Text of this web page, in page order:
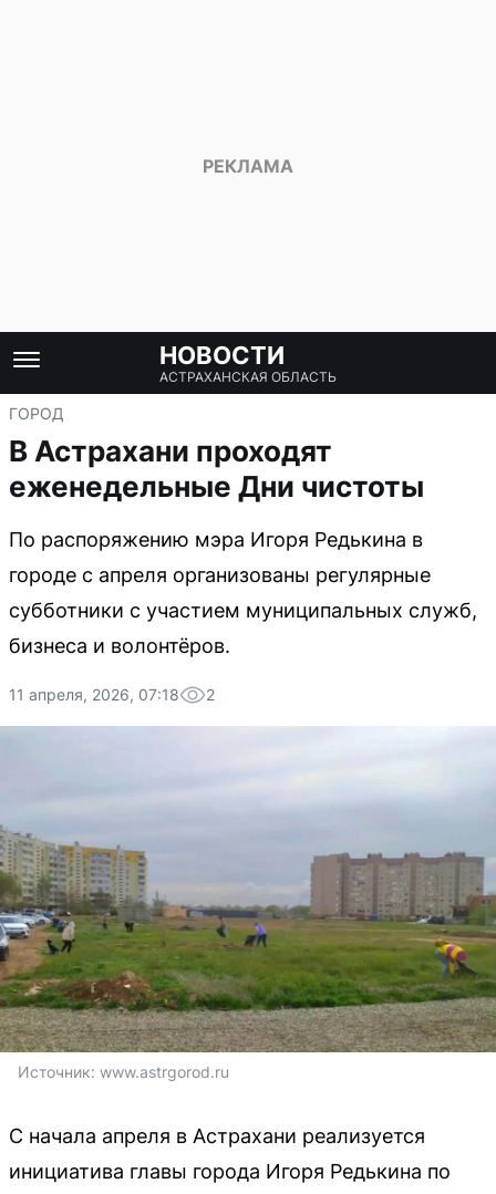
НОВОСТИ
АСТРАХАНСКАЯ ОБЛАСТЬ
ГОРОД
В Астрахани проходят
еженедельные Дни чистоты
По распоряжению мэра Игоря Редькина в
городе с апреля организованы регулярные
субботники с участием муниципальных служб,
бизнеса и волонтёров.
11 апреля, 2026, 07:18 2
Источник: www.astrgorod.ru
С начала апреля в Астрахани реализуется
инициатива главы города Игоря Редькина по